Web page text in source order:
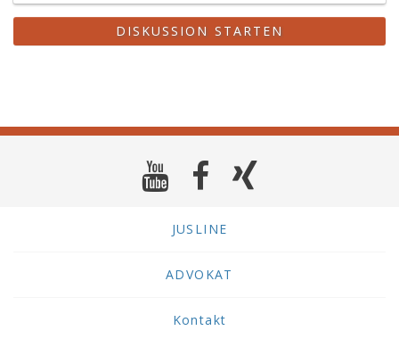
DISKUSSION STARTEN
JUSLINE
ADVOKAT
Kontakt